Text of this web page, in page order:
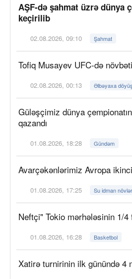
AŞF-də şahmat üzrə dünya
keçirilib
02.08.2026, 09:10 Şahmat
Tofiq Musayev UFC-də
02.08.2026, 00:13 Əlbəyaxa
Güləşçimiz dünya
qazandı
01.08.2026, 18:28 Gündəm
Avarçəkənlərimiz Avropa
01.08.2026, 17:25 Su idman
Neftçi" Tokio mərhələsinin 1/4
01.08.2026, 16:28 Basketbol
Xatirə turnirinin ilk günündə 4